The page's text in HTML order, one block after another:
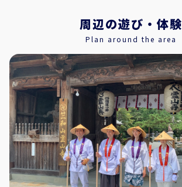
周辺の遊び・体験
Plan around the area